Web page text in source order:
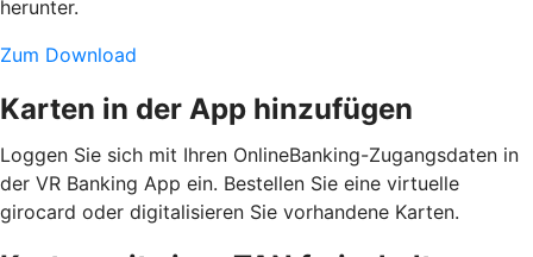
herunter.
Zum Download
Karten in der App hinzufügen
Loggen Sie sich mit Ihren OnlineBanking-Zugangsdaten in
der VR Banking App ein. Bestellen Sie eine virtuelle
girocard oder digitalisieren Sie vorhandene Karten.